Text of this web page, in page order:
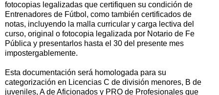
fotocopias legalizadas que certifiquen su condición de
Entrenadores de Fútbol, como también certificados de
notas, incluyendo la malla curricular y carga lectiva del
curso, original o fotocopia legalizada por Notario de Fe
Pública y presentarlos hasta el 30 del presente mes
impostergablemente.
Esta documentación será homologada para su
categorización en Licencias C de división menores, B de
juveniles, A de Aficionados y PRO de Profesionales que